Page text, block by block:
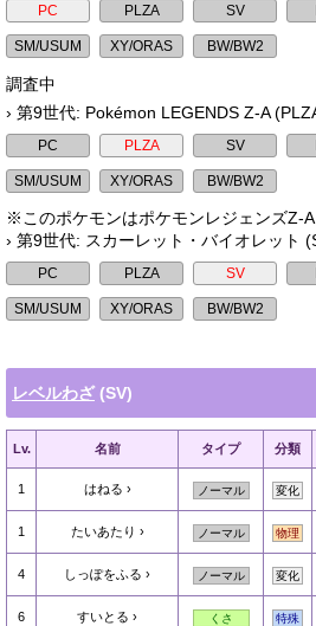
調査中
› 第9世代: Pokémon LEGENDS Z-A
※このポケモンはポケモンレジェンズZ-A
› 第9世代: スカーレット・バイオレット
レベルわざ (SV)
Lv. 名前 タイプ 分類
1 はねる ノーマル 変化
1 たいあたり ノーマル 物理
4 しっぽをふる ノーマル 変化
6 すいとる くさ 特殊